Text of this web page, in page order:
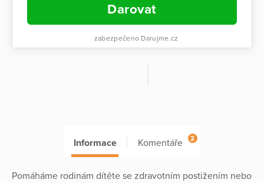
Darovat
zabezpečeno Darujme.cz
Informace Komentáře 2
Pomáháme rodinám dítěte se zdravotním postižením nebo